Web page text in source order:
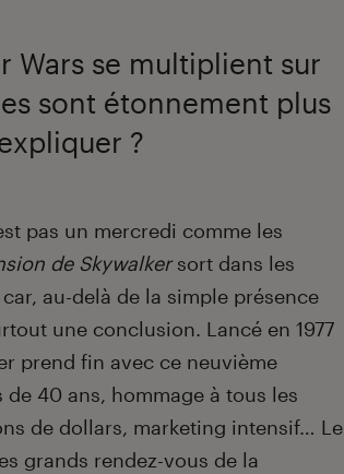
Wars se multiplient sur
sont étonnement plus
?
pas un mercredi comme les
de Skywalkersort dans les
au-delà de la simple présence
une conclusion. Lancé en 1977
prend fin avec ce neuvième
de 40 ans, hommage à tous les
de dollars, marketing intensif… Le
grands rendez-vous de la